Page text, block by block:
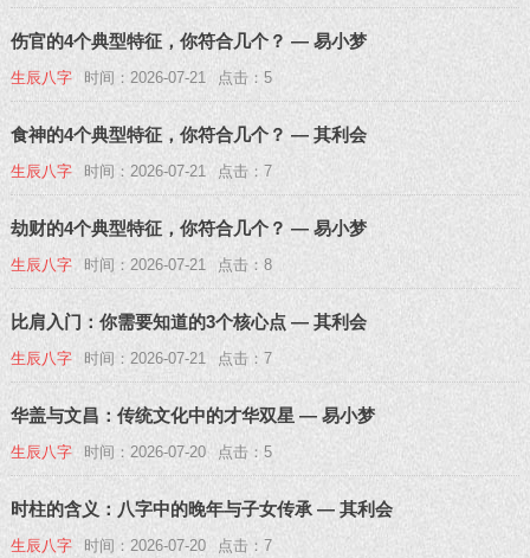
伤官的4个典型特征，你符合几个？ — 易小梦
生辰八字 时间：2026-07-21 点击：5
食神的4个典型特征，你符合几个？ — 其利会
生辰八字 时间：2026-07-21 点击：7
劫财的4个典型特征，你符合几个？ — 易小梦
生辰八字 时间：2026-07-21 点击：8
比肩入门：你需要知道的3个核心点 — 其利会
生辰八字 时间：2026-07-21 点击：7
华盖与文昌：传统文化中的才华双星 — 易小梦
生辰八字 时间：2026-07-20 点击：5
时柱的含义：八字中的晚年与子女传承 — 其利会
生辰八字 时间：2026-07-20 点击：7